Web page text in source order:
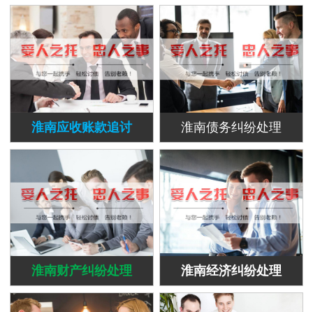
淮南应收账款追讨 淮南债务纠纷处理
淮南财产纠纷处理 淮南经济纠纷处理